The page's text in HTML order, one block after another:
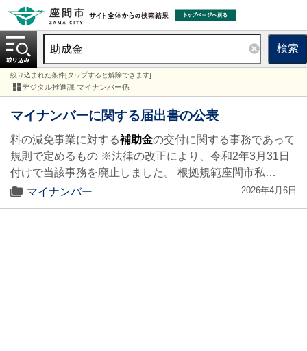
検索
絞り込まれた条件[タップすると解除できます]
デジタル推進課 マイナンバー係
マイナンバーに関する届出書の公表
料の減免事業に対する補助金の交付に関する事務であって
規則で定めるもの ※法律の改正により、令和2年3月31日
付けで当該事務を廃止しました。 根拠規範座間市私…
マイナンバー
2026年4月6日